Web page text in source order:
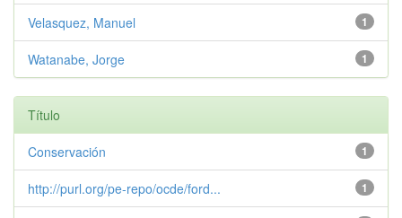
1
Velasquez, Manuel
1
Watanabe, Jorge
Título
1
Conservación
1
http://purl.org/pe-repo/ocde/ford...